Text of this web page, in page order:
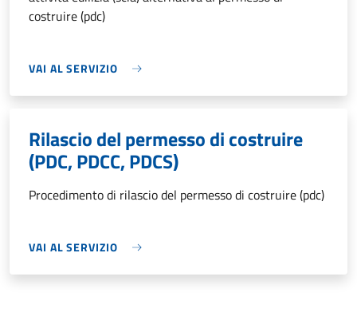
costruire (pdc)
VAI AL SERVIZIO
Rilascio del permesso di costruire
(PDC, PDCC, PDCS)
Procedimento di rilascio del permesso di costruire (pdc)
VAI AL SERVIZIO